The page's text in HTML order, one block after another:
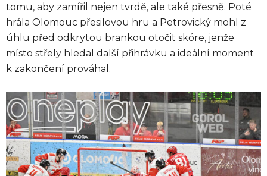
tomu, aby zamířil nejen tvrdě, ale také přesně. Poté
hrála Olomouc přesilovou hru a Petrovický mohl z
úhlu před odkrytou brankou otočit skóre, jenže
místo střely hledal další přihrávku a ideální moment
k zakončení prováhal.